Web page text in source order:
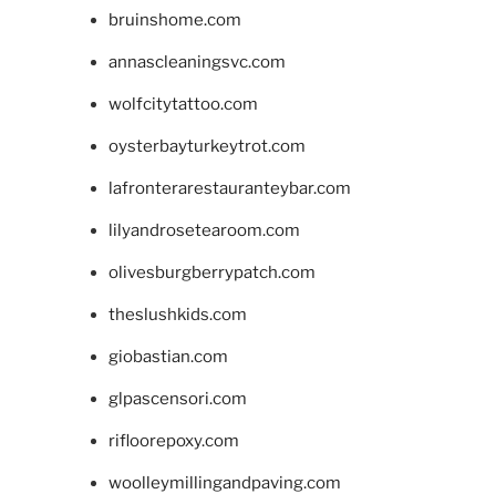
bruinshome.com
annascleaningsvc.com
wolfcitytattoo.com
oysterbayturkeytrot.com
lafronterarestauranteybar.com
lilyandrosetearoom.com
olivesburgberrypatch.com
theslushkids.com
giobastian.com
glpascensori.com
rifloorepoxy.com
woolleymillingandpaving.com